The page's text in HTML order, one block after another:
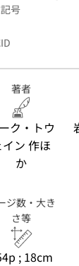
号
著者
ク・トウ
イン 作ほ
か
ジ数・大き
さ等
; 18cm